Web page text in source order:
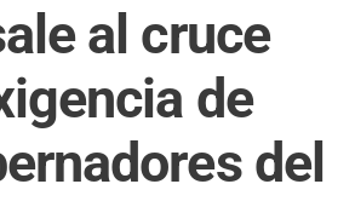
al cruce
de
del